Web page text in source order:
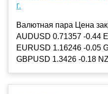
г.
Валютная пара Цена
AUDUSD 0.71357 -0.44
EURUSD 1.16246 -0.05
GBPUSD 1.3426 -0.18